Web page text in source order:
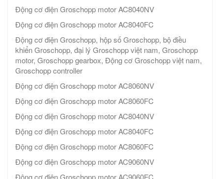
Động cơ điện Groschopp motor AC8040NV
Động cơ điện Groschopp motor AC8040FC
Động cơ điện Groschopp, hộp số Groschopp, bộ điều
khiển Groschopp, đại lý Groschopp việt nam, Groschopp
motor, Groschopp gearbox, Động cơ Groschopp việt nam,
Groschopp controller
Động cơ điện Groschopp motor AC8060NV
Động cơ điện Groschopp motor AC8060FC
Động cơ điện Groschopp motor AC8040NV
Động cơ điện Groschopp motor AC8040FC
Động cơ điện Groschopp motor AC8060FC
Động cơ điện Groschopp motor AC9060NV